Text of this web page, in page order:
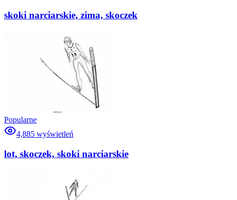
skoki narciarskie, zima, skoczek
Popularne
4,885 wyświetleń
lot, skoczek, skoki narciarskie